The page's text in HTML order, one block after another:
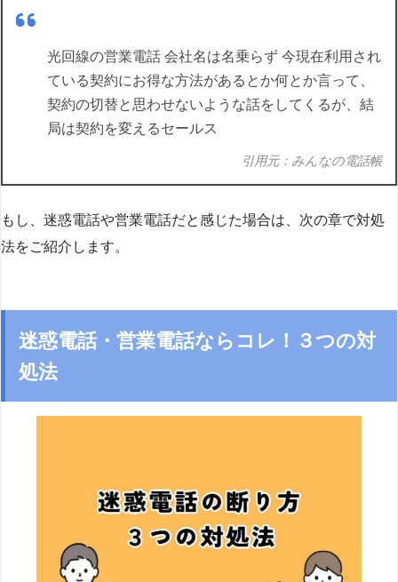
光回線の営業電話 会社名は名乗らず 今現在利用され
ている契約にお得な方法があるとか何とか言って、
契約の切替と思わせないような話をしてくるが、結
局は契約を変えるセールス
引用元：みんなの電話帳
もし、迷惑電話や営業電話だと感じた場合は、次の章で対処
法をご紹介します。
迷惑電話・営業電話ならコレ！３つの対
処法